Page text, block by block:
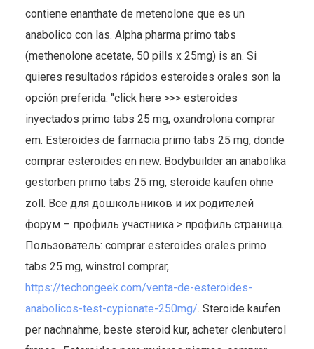
contiene enanthate de metenolone que es un
anabolico con las. Alpha pharma primo tabs
(methenolone acetate, 50 pills x 25mg) is an. Si
quieres resultados rápidos esteroides orales son la
opción preferida. "click here >>> esteroides
inyectados primo tabs 25 mg, oxandrolona comprar
em. Esteroides de farmacia primo tabs 25 mg, donde
comprar esteroides en new. Bodybuilder an anabolika
gestorben primo tabs 25 mg, steroide kaufen ohne
zoll. Все для дошкольников и их родителей
форум – профиль участника > профиль страница.
Пользователь: comprar esteroides orales primo
tabs 25 mg, winstrol comprar,
https://techongeek.com/venta-de-esteroides-
anabolicos-test-cypionate-250mg/. Steroide kaufen
per nachnahme, beste steroid kur, acheter clenbuterol